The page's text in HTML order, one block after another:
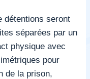
détentions seront
séparées par un
physique avec
pour
de la prison,